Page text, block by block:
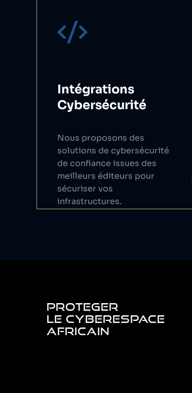
Intégrations
Cybersécurité
Nous proposons des
solutions de cybersécurité
de confiance issues des
meilleurs éditeurs pour
sécuriser vos
infrastructures.
PROTEGER
LE CYBERESPACE
AFRICAIN